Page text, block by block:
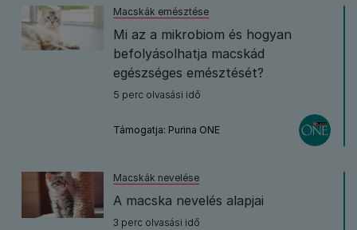
Macskák emésztése
Mi az a mikrobiom és hogyan
befolyásolhatja macskád
egészséges emésztését?
5 perc olvasási idő
Támogatja: Purina ONE
Macskák nevelése
A macska nevelés alapjai
3 perc olvasási idő